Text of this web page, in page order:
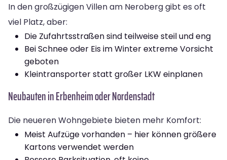
In den großzügigen Villen am Neroberg gibt es oft
viel Platz, aber:
Die Zufahrtsstraßen sind teilweise steil und eng
Bei Schnee oder Eis im Winter extreme Vorsicht
geboten
Kleintransporter statt großer LKW einplanen
Neubauten in Erbenheim oder Nordenstadt
Die neueren Wohngebiete bieten mehr Komfort:
Meist Aufzüge vorhanden – hier können größere
Kartons verwendet werden